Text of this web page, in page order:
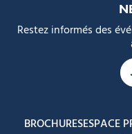
Restez informés des
BROCHURESESPACE